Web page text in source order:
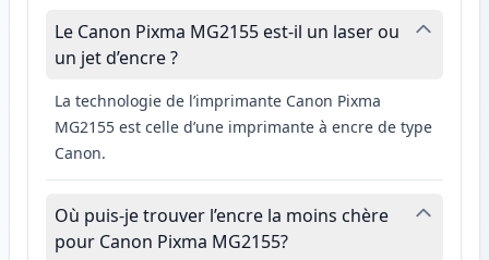
Le Canon Pixma MG2155 est-il un laser ou
un jet d’encre ?
La technologie de l’imprimante Canon Pixma
MG2155 est celle d’une imprimante à encre de type
Canon.
Où puis-je trouver l’encre la moins chère
pour Canon Pixma MG2155?